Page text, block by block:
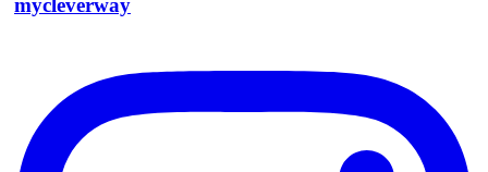
mycleverway